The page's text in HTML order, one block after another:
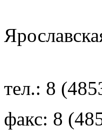
тел.: 8
факс: 8